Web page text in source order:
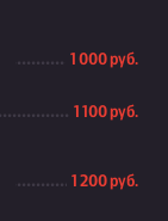
1 000 руб.
1 100 руб.
1 200 руб.